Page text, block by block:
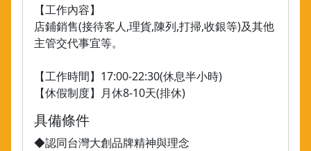
【工作內容】
店鋪銷售(接待客人,理貨,陳列,打掃,收銀等)及其他
主管交代事宜等。
【工作時間】17:00-22:30(休息半小時)
【休假制度】月休8-10天(排休)
具備條件
◆認同台灣大創品牌精神與理念